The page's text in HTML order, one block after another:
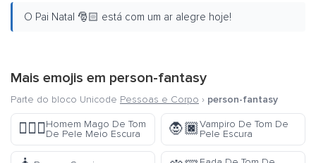
O Pai Natal 🎅🏻 está com um ar alegre hoje!
Mais emojis em person-fantasy
Parte do bloco Unicode Pessoas e Corpo › person-fantasy
🧙🏾‍♂️Homem Mago De Tom
De Pele Meio Escura
🧛🏿Vampiro De Tom De
Pele Escura